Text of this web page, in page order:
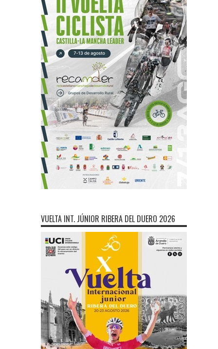
VUELTA INT. JÚNIOR RIBERA DEL DUERO 2026